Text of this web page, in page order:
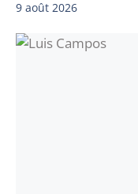
9 août 2026